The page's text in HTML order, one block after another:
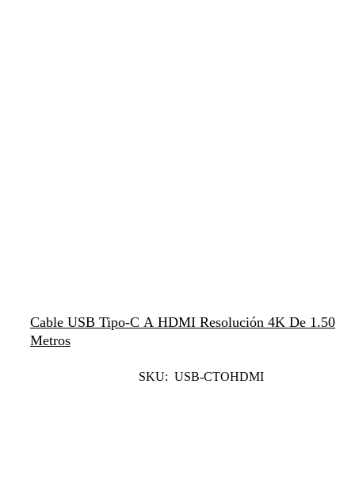
Cable USB Tipo-C A HDMI Resolución 4K De 1.50
Metros
SKU: USB-CTOHDMI